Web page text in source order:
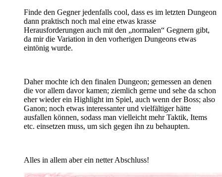
Finde den Gegner jedenfalls cool, dass es im letzten Dungeon
dann praktisch noch mal eine etwas krasse
Herausforderungen auch mit den „normalen“ Gegnern gibt,
da mir die Variation in den vorherigen Dungeons etwas
eintönig wurde.
Daher mochte ich den finalen Dungeon; gemessen an denen
die vor allem davor kamen; ziemlich gerne und sehe da schon
eher wieder ein Highlight im Spiel, auch wenn der Boss; also
Ganon; noch etwas interessanter und vielfältiger hätte
ausfallen können, sodass man vielleicht mehr Taktik, Items
etc. einsetzen muss, um sich gegen ihn zu behaupten.
Alles in allem aber ein netter Abschluss!